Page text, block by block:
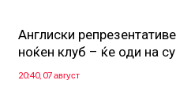
Англиски
ноќен клуб – ќе оди на
20:40, 07 август